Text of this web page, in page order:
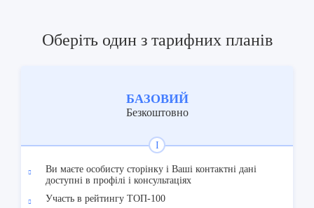
Оберіть один з тарифних планів
БАЗОВИЙ
Безкоштовно
I
Ви маєте особисту сторінку і Ваші контактні дані
доступні в профілі і консультаціях
Участь в рейтингу ТОП-100